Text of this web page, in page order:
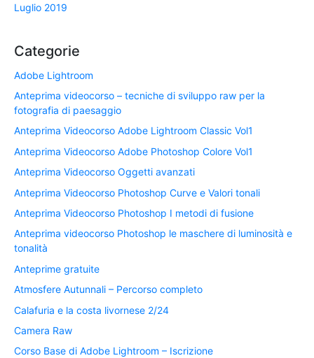
Luglio 2019
Categorie
Adobe Lightroom
Anteprima videocorso – tecniche di sviluppo raw per la
fotografia di paesaggio
Anteprima Videocorso Adobe Lightroom Classic Vol1
Anteprima Videocorso Adobe Photoshop Colore Vol1
Anteprima Videocorso Oggetti avanzati
Anteprima Videocorso Photoshop Curve e Valori tonali
Anteprima Videocorso Photoshop I metodi di fusione
Anteprima videocorso Photoshop le maschere di luminosità e
tonalità
Anteprime gratuite
Atmosfere Autunnali – Percorso completo
Calafuria e la costa livornese 2/24
Camera Raw
Corso Base di Adobe Lightroom – Iscrizione